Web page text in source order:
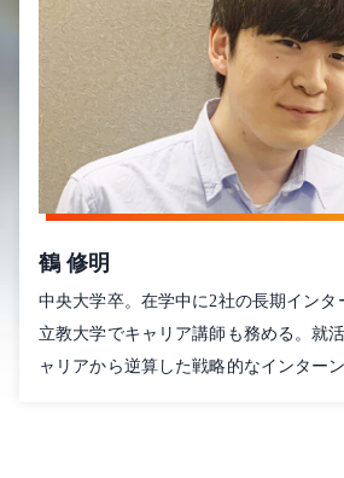
鶴 修明
中央大学卒。在学中に2社の長期インタ
立教大学でキャリア講師も務める。就
ャリアから逆算した戦略的なインター